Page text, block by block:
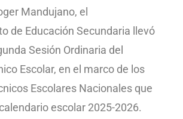
Mandujano, el
de Educación Secundaria llevó
Sesión Ordinaria del
Escolar, en el marco de los
Escolares Nacionales que
escolar 2025-2026.